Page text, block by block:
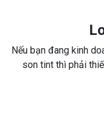
Nếu bạn đang kinh
son tint thì phải